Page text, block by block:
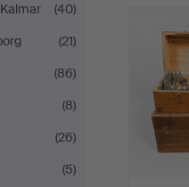
(40)
(21)
(86)
(8)
(26)
(5)